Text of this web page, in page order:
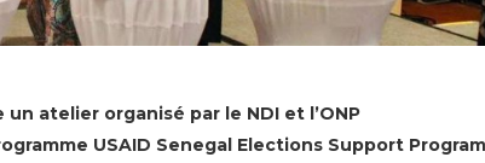
atelier organisé par le NDI et l’ONP
USAID Senegal Elections Support Program